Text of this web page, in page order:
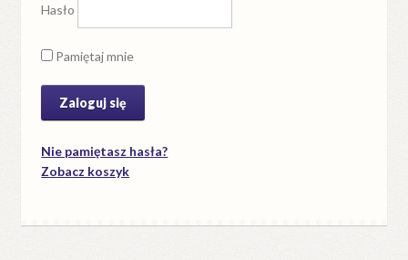
Hasło
Pamiętaj mnie
Nie pamiętasz hasła?
Zobacz koszyk